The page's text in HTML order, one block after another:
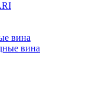
вина
вина